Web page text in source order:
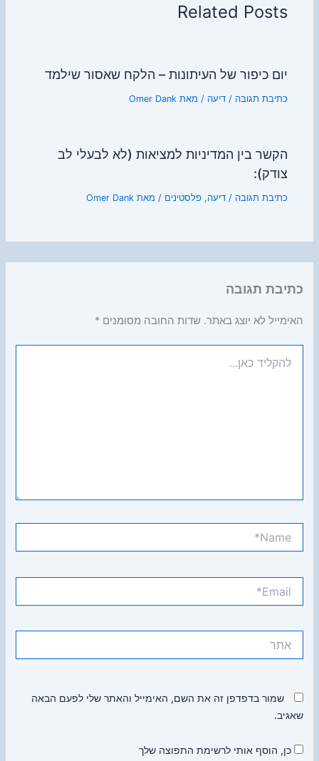
Related Posts
יום כיפור של העיתונות – הלקח שאסור שילמד
כתיבת תגובה /דיעה / מאתOmer Dank
הקשר בין המדיניות למציאות (לא לבעלי לב
צודק):
כתיבת תגובה /דיעה,פלסטינים / מאתOmer Dank
כתיבת תגובה
האימייל לא יוצג באתר. שדות החובה מסומנים*
כאן...
שמור בדפדפן זה את השם, האימייל והאתר שלי לפעם הבאה
שאגיב.
כן, הוסף אותי לרשימת התפוצה שלך